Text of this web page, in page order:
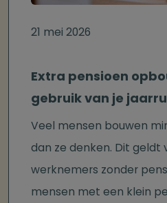
21 mei 2026
Extra pensioen
gebruik van je
Veel mensen bouwen
dan ze denken. Dit geldt
werknemers zonder
mensen met een klein